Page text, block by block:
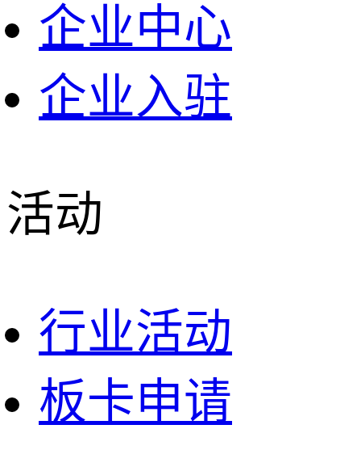
企业中心
企业入驻
活动
行业活动
板卡申请